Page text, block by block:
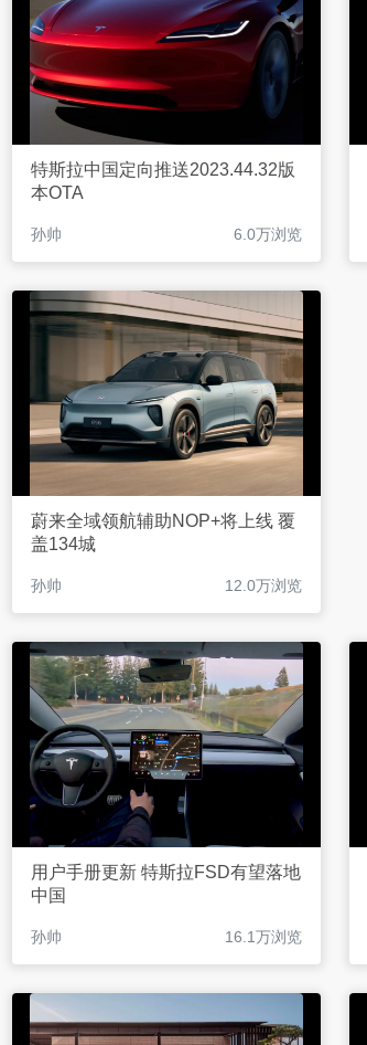
特斯拉中国定向推送2023.44.32版
本OTA
孙帅 6.0万浏览
蔚来全域领航辅助NOP+将上线 覆
盖134城
孙帅 12.0万浏览
用户手册更新 特斯拉FSD有望落地
中国
孙帅 16.1万浏览